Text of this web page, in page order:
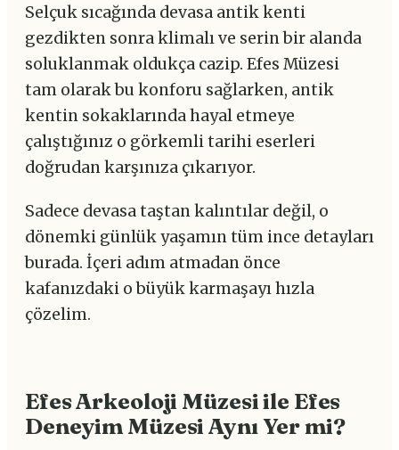
Selçuk sıcağında devasa antik kenti
gezdikten sonra klimalı ve serin bir alanda
soluklanmak oldukça cazip. Efes Müzesi
tam olarak bu konforu sağlarken, antik
kentin sokaklarında hayal etmeye
çalıştığınız o görkemli tarihi eserleri
doğrudan karşınıza çıkarıyor.
Sadece devasa taştan kalıntılar değil, o
dönemki günlük yaşamın tüm ince detayları
burada. İçeri adım atmadan önce
kafanızdaki o büyük karmaşayı hızla
çözelim.
Efes Arkeoloji Müzesi ile Efes
Deneyim Müzesi Aynı Yer mi?